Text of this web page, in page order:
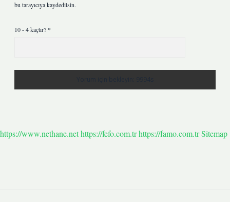
bu tarayıcıya kaydedilsin.
10 - 4 kaçtır? *
https://www.nethane.nethttps://fefo.com.trhttps://famo.com.trSitemap